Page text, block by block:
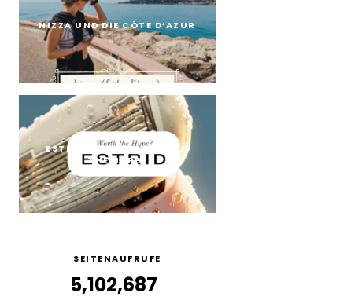
NIZZA UND DIE CÔTE D’AZUR
ESTRID RASIERER: WORTH
THE HYPE?
SEITENAUFRUFE
5,102,687